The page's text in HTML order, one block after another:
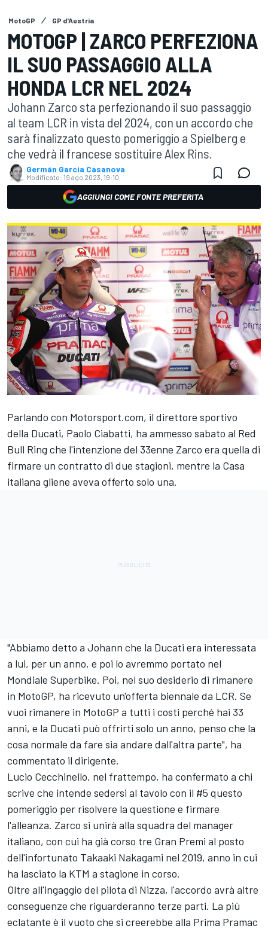
MotoGP GP d'Austria
MOTOGP | ZARCO PERFEZIONA
IL SUO PASSAGGIO ALLA
HONDA LCR NEL 2024
Johann Zarco sta perfezionando il suo passaggio
al team LCR in vista del 2024, con un accordo che
sarà finalizzato questo pomeriggio a Spielberg e
che vedrà il francese sostituire Alex Rins.
Germán Garcia Casanova
Modificato: 19 ago 2023, 19:10
AGGIUNGI COME FONTE PREFERITA
Parlando con Motorsport.com, il direttore sportivo
della Ducati, Paolo Ciabatti, ha ammesso sabato al Red
Bull Ring che l'intenzione del 33enne Zarco era quella di
firmare un contratto di due stagioni, mentre la Casa
italiana gliene aveva offerto solo una.
"Abbiamo detto a Johann che la Ducati era interessata
a lui, per un anno, e poi lo avremmo portato nel
Mondiale Superbike. Poi, nel suo desiderio di rimanere
in MotoGP, ha ricevuto un'offerta biennale da LCR. Se
vuoi rimanere in MotoGP a tutti i costi perché hai 33
anni, e la Ducati può offrirti solo un anno, penso che la
cosa normale da fare sia andare dall'altra parte", ha
commentato il dirigente.
Lucio Cecchinello, nel frattempo, ha confermato a chi
scrive che intende sedersi al tavolo con il #5 questo
pomeriggio per risolvere la questione e firmare
l'alleanza. Zarco si unirà alla squadra del manager
italiano, con cui ha già corso tre Gran Premi al posto
dell'infortunato Takaaki Nakagami nel 2019, anno in cui
ha lasciato la KTM a stagione in corso.
Oltre all'ingaggio del pilota di Nizza, l'accordo avrà altre
conseguenze che riguarderanno terze parti. La più
eclatante è il vuoto che si creerebbe alla Prima Pramac